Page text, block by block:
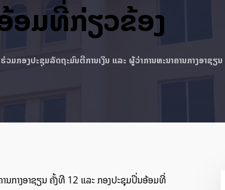
ອມທີ່ກ່ຽວຂ້ອງ
ຮ່ວມກອງປະຊຸມລັດຖະມົນຕີການເງິນ ແລະ ຜູ້ວ່າການທະນາຄານກາງອາ
ານກາງອາຊຽນ ຄັ້ງທີ 12 ແລະ ກອງປະຊຸມປິ່ນອ້ອມທີ່